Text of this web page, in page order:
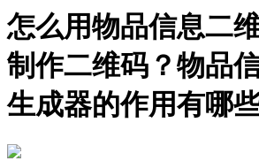
怎么用物品信息二
制作二维码？物品
生成器的作用有哪